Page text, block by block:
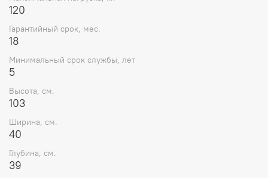
120
Гарантийный срок, мес.
18
Минимальный срок службы, лет
5
Высота, см.
103
Ширина, см.
40
Глубина, см.
39